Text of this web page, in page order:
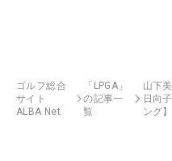
ゴルフ総合
サイト
ALBA Net
「LPGA」
の記事一
覧
山下
日向
ング】